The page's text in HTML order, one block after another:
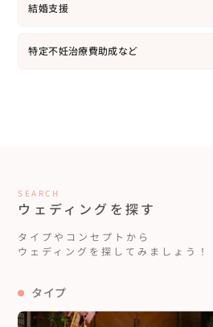
結婚支援
特定不妊治療費助成など
SEARCH
ウェディングを探す
タイプやコンセプトから
ウェディングを探してみましょう！
タイプ